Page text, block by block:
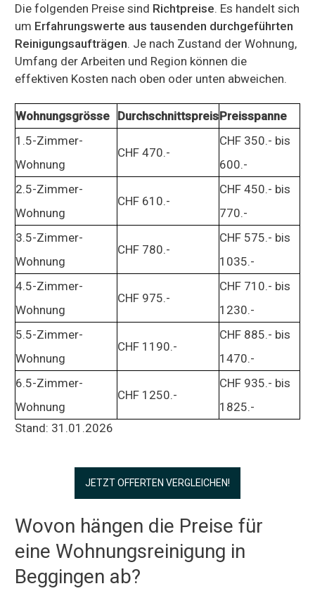
Die folgenden Preise sind Richtpreise. Es handelt sich
um Erfahrungswerte aus tausenden durchgeführten
Reinigungsaufträgen. Je nach Zustand der Wohnung,
Umfang der Arbeiten und Region können die
effektiven Kosten nach oben oder unten abweichen.
Wohnungsgrösse DurchschnittspreisPreisspanne
1.5-Zimmer-
Wohnung
CHF 470.-
CHF 350.- bis
600.-
2.5-Zimmer-
Wohnung
CHF 610.-
CHF 450.- bis
770.-
3.5-Zimmer-
Wohnung
CHF 780.-
CHF 575.- bis
1035.-
4.5-Zimmer-
Wohnung
CHF 975.-
CHF 710.- bis
1230.-
5.5-Zimmer-
Wohnung
CHF 1190.-
CHF 885.- bis
1470.-
6.5-Zimmer-
Wohnung
CHF 1250.-
CHF 935.- bis
1825.-
Stand: 31.01.2026
JETZT OFFERTEN VERGLEICHEN!
Wovon hängen die Preise für
eine Wohnungsreinigung in
Beggingen ab?